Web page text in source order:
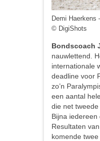
Demi Haerkens
© DigiShots
Bondscoach
nauwlettend.
internationale
deadline voor
zo’n
een aantal
die net
Bijna iedereen
Resultaten
komende